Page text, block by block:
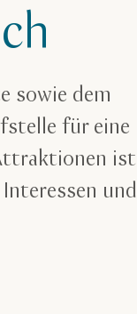
sowie dem
für eine
ist
und